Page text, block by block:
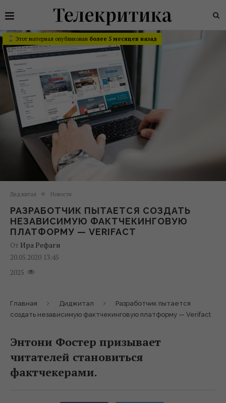
Этот материал опубликован более 5 месяцев назад
Диджитал Новости
РАЗРАБОТЧИК ПЫТАЕТСЯ СОЗДАТЬ
НЕЗАВИСИМУЮ ФАКТЧЕКИНГОВУЮ
ПЛАТФОРМУ — VERIFACT
От Ира Рефаги
20.05.2020 13:45
2025
Главная Диджитал
Разработчик пытается
создать независимую фактчекинговую платформу — Verifact
Энтони Фостер призывает
читателей становиться
фактчекерами.